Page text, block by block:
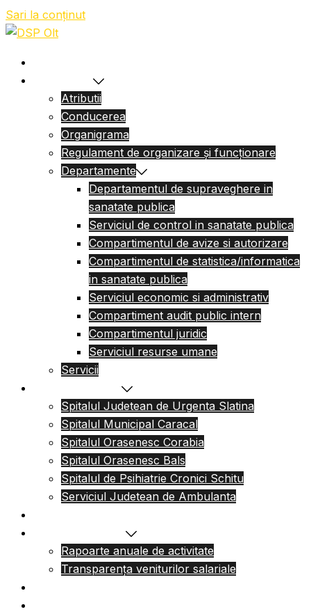
Sari la conținut
Atributii
Conducerea
Organigrama
Regulament de organizare și funcționare
Departamente
Departamentul de supraveghere in
sanatate publica
Serviciul de control in sanatate publica
Compartimentul de avize si autorizare
Compartimentul de statistica/informatica
in sanatate publica
Serviciul economic si administrativ
Compartiment audit public intern
Compartimentul juridic
Serviciul resurse umane
Servicii
Spitalul Judetean de Urgenta Slatina
Spitalul Municipal Caracal
Spitalul Orasenesc Corabia
Spitalul Orasenesc Bals
Spitalul de Psihiatrie Cronici Schitu
Serviciul Judetean de Ambulanta
Rapoarte anuale de activitate
Transparența veniturilor salariale